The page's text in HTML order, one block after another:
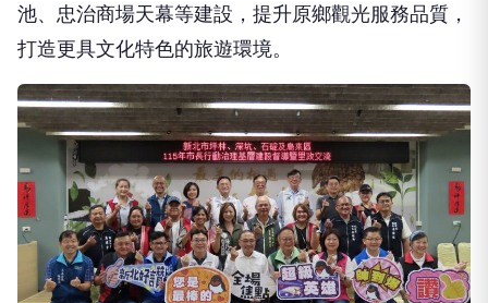
池、忠治商場天幕等建設，提升原鄉觀光服務品質，
打造更具文化特色的旅遊環境。